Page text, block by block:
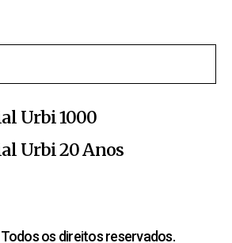
Urbi 1000
Urbi 20 Anos
os direitos reservados.